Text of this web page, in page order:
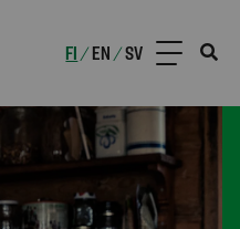
FI /EN /SV